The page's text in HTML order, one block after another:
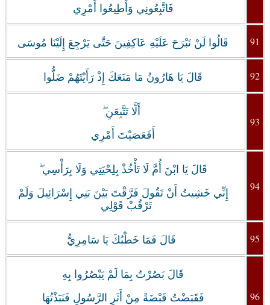
فَاتَّبِعُونِي وَأَطِيعُوا أَمْرِي
قَالُوا لَنْ نَبْرَحَ عَلَيْهِ عَاكِفِينَ حَتَّى يَرْجِعَ إِلَيْنَا مُوسَى 91
قَالَ يَا هَارُونُ مَا مَنَعَكَ إِذْ رَأَيْتَهُمْ ضَلُّوا 92
‏أَلَّا تَتَّبِعَنِ ۖ
أَفَعَصَيْتَ أَمْرِي
93
قَالَ يَا ابْنَ أُمَّ لَا تَأْخُذْ بِلِحْيَتِي وَلَا بِرَأْسِي ۖ
إِنِّي خَشِيتُ أَنْ تَقُولَ فَرَّقْتَ بَيْنَ بَنِي إِسْرَائِيلَ وَلَمْ
تَرْقُبْ قَوْلِي
94
‏قَالَ فَمَا خَطْبُكَ يَا سَامِرِيُّ 95
قَالَ بَصُرْتُ بِمَا لَمْ يَبْصُرُوا بِهِ
فَقَبَضْتُ قَبْضَةً مِنْ أَثَرِ الرَّسُولِ فَنَبَذْتُهَا
96